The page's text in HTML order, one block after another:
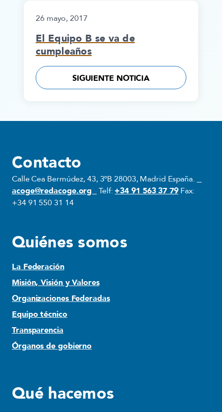
26 mayo, 2017
El Equipo B se va de
cumpleaños
SIGUIENTE NOTICIA
Contacto
Calle Cea Bermúdez, 43, 3ºB 28003, Madrid España.
acoge@redacoge.org
Telf: +34 91 563 37 79Fax:
+34 91 550 31 14
Quiénes somos
La Federación
Misión, Visión y Valores
Organizaciones Federadas
Equipo técnico
Transparencia
Órganos de gobierno
Qué hacemos